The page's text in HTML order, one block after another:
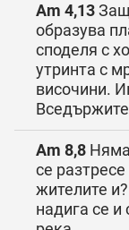
Am 4,13
образува
споделя с
утринта с
височини.
Am 8,8
се
жителите
надига се и